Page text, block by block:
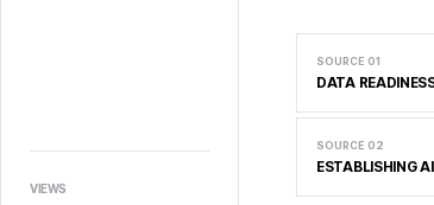
VIEWS
SOURCE 01
DATA
SOURCE 02
ESTABLISHING